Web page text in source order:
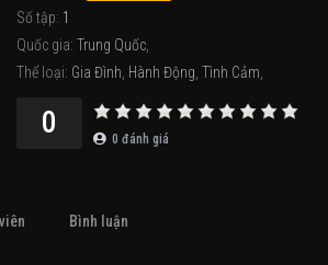
Số tập: 1
Quốc gia: Trung Quốc
Thể loại: Gia Đình Hành Động Tình Cảm
0 0 đánh giá
Bình luận